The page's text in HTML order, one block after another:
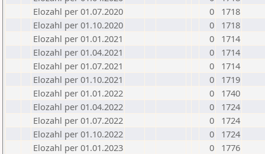
Elozahl per 01.07.2020
0
1718
Elozahl per 01.10.2020
0
1718
Elozahl per 01.01.2021
0
1714
Elozahl per 01.04.2021
0
1714
Elozahl per 01.07.2021
0
1714
Elozahl per 01.10.2021
0
1719
Elozahl per 01.01.2022
0
1740
Elozahl per 01.04.2022
0
1724
Elozahl per 01.07.2022
0
1724
Elozahl per 01.10.2022
0
1724
Elozahl per 01.01.2023
0
1776